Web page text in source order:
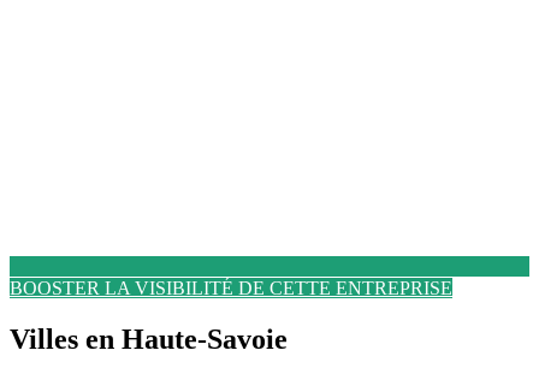
BOOSTER LA VISIBILITÉ DE CETTE ENTREPRISE
Villes en Haute-Savoie